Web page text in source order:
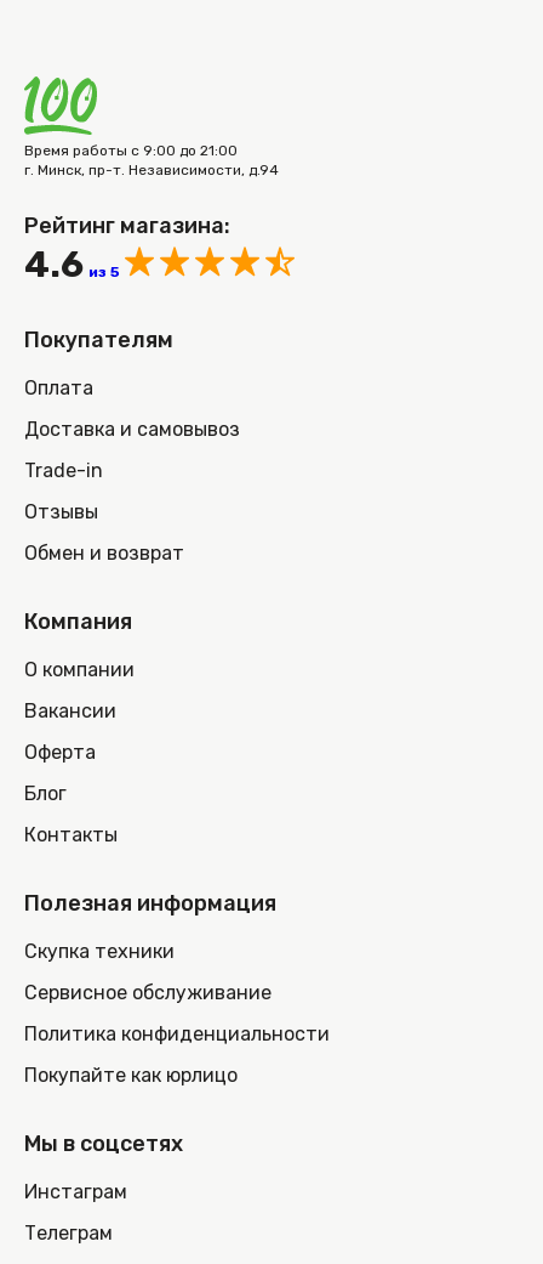
Время работы с 9:00 до 21:00
г. Минск, пр-т. Независимости, д.94
Рейтинг магазина:
4.6 из 5
Покупателям
Оплата
Доставка и самовывоз
Trade-in
Отзывы
Обмен и возврат
Компания
О компании
Вакансии
Оферта
Блог
Контакты
Полезная информация
Скупка техники
Сервисное обслуживание
Политика конфиденциальности
Покупайте как юрлицо
Мы в соцсетях
Инстаграм
Телеграм